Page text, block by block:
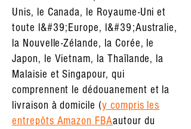
Unis, le Canada, le Royaume-Uni et
toute l&#39;Europe, l&#39;Australie,
la Nouvelle-Zélande, la Corée, le
Japon, le Vietnam, la Thaïlande, la
Malaisie et Singapour, qui
comprennent le dédouanement et la
livraison à domicile (y compris les
entrepôts Amazon FBAautour du